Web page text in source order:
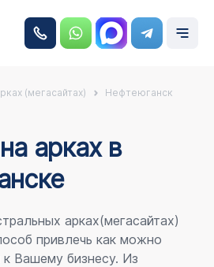
(мегасайтах) Нефтеюганск
аркаx в
арках(мегасайтах)
привлечь как можно
Вашему бизнесу. Из